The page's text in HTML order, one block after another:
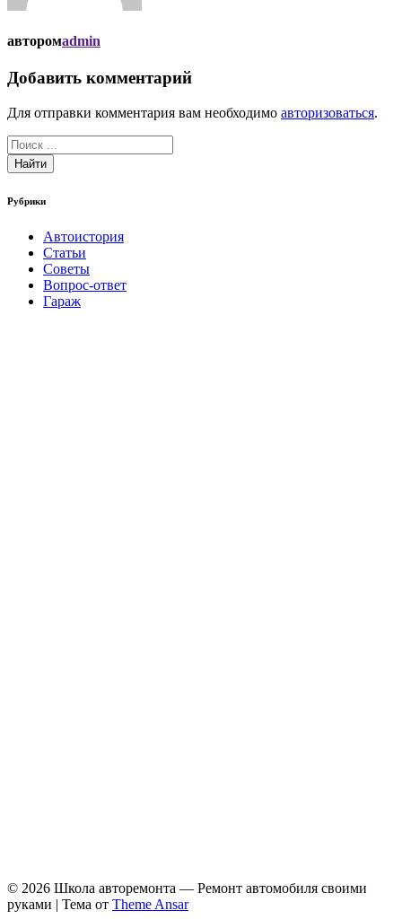
авторомadmin
Добавить комментарий
Для отправки комментария вам необходимо авторизоваться.
Найти
Рубрики
Автоистория
Статьи
Советы
Вопрос-ответ
Гараж
© 2026 Школа авторемонта — Ремонт автомобиля своими
руками | Тема от Theme Ansar